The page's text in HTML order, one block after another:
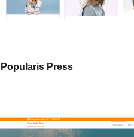
Popularis Press